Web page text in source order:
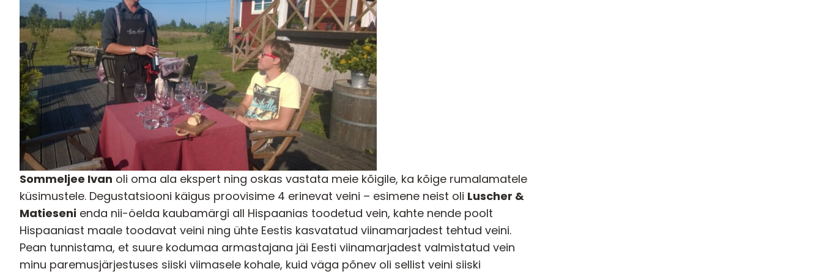
Sommeljee Ivan oli oma ala ekspert ning oskas vastata meie kõigile, ka kõige rumalamatele
küsimustele. Degustatsiooni käigus proovisime 4 erinevat veini – esimene neist oli Luscher &
Matieseni enda nii-öelda kaubamärgi all Hispaanias toodetud vein, kahte nende poolt
Hispaaniast maale toodavat veini ning ühte Eestis kasvatatud viinamarjadest tehtud veini.
Pean tunnistama, et suure kodumaa armastajana jäi Eesti viinamarjadest valmistatud vein
minu paremusjärjestuses siiski viimasele kohale, kuid väga põnev oli sellist veini siiski